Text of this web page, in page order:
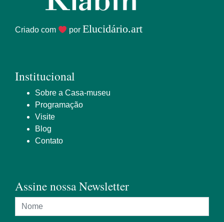
Criado com porElucidário.art
Institucional
Sobre a Casa-museu
Programação
Visite
Blog
Contato
Assine nossa Newsletter
Nome